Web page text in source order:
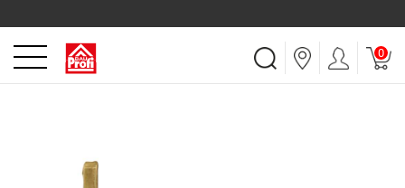
0